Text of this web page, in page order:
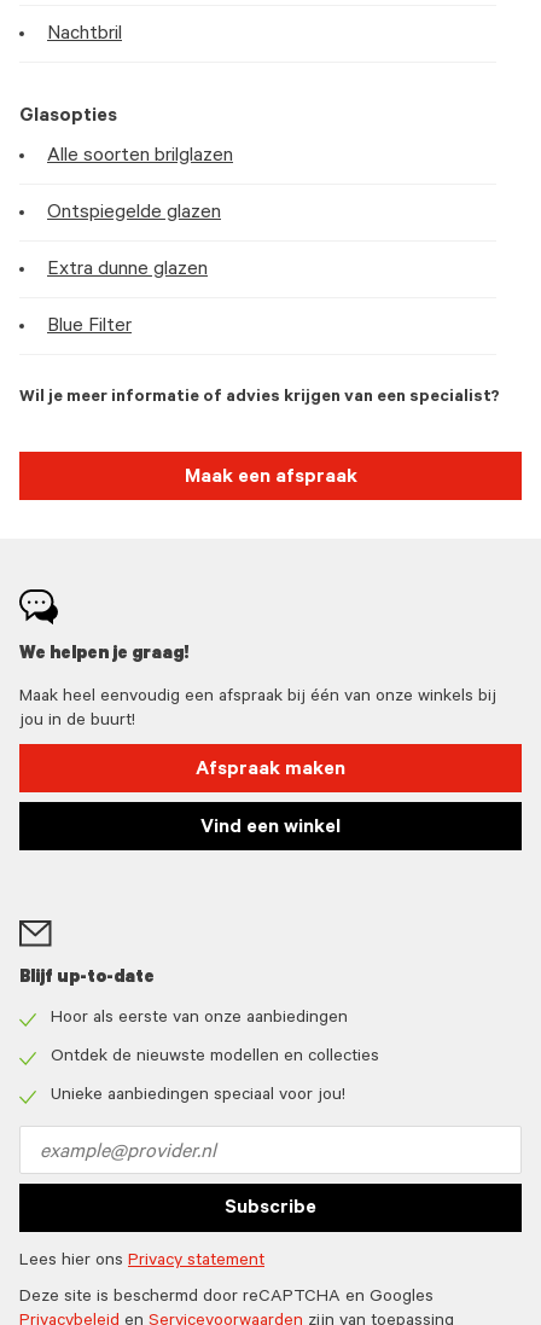
Nachtbril
Glasopties
Alle soorten brilglazen
Ontspiegelde glazen
Extra dunne glazen
Blue Filter
Wil je meer informatie of advies krijgen van een specialist?
Maak een afspraak
We helpen je graag!
Maak heel eenvoudig een afspraak bij één van onze winkels bij
jou in de buurt!
Afspraak maken
Vind een winkel
Blijf up-to-date
icon
Hoor als eerste van onze aanbiedingen
icon
Ontdek de nieuwste modellen en collecties
Unieke aanbiedingen speciaal voor jou!
address
Subscribe
Lees hier ons Privacy statement
Deze site is beschermd door reCAPTCHA en Googles